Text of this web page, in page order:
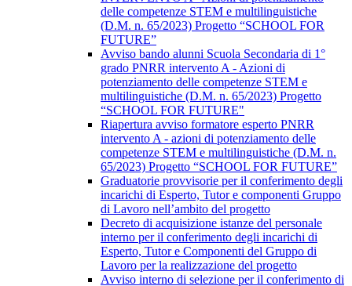
delle competenze STEM e multilinguistiche
(D.M. n. 65/2023) Progetto “SCHOOL FOR
FUTURE”
Avviso bando alunni Scuola Secondaria di 1°
grado PNRR intervento A - Azioni di
potenziamento delle competenze STEM e
multilinguistiche (D.M. n. 65/2023) Progetto
“SCHOOL FOR FUTURE"
Riapertura avviso formatore esperto PNRR
intervento A - azioni di potenziamento delle
competenze STEM e multilinguistiche (D.M. n.
65/2023) Progetto “SCHOOL FOR FUTURE”
Graduatorie provvisorie per il conferimento degli
incarichi di Esperto, Tutor e componenti Gruppo
di Lavoro nell’ambito del progetto
Decreto di acquisizione istanze del personale
interno per il conferimento degli incarichi di
Esperto, Tutor e Componenti del Gruppo di
Lavoro per la realizzazione del progetto
Avviso interno di selezione per il conferimento di